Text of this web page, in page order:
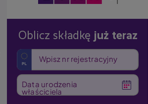
Oblicz składkę już teraz
Wpisz nr rejestracyjny
Data urodzenia
właściciela